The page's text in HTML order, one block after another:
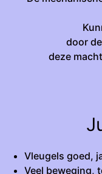
door
deze
Vleugels goed,
Veel beweging,